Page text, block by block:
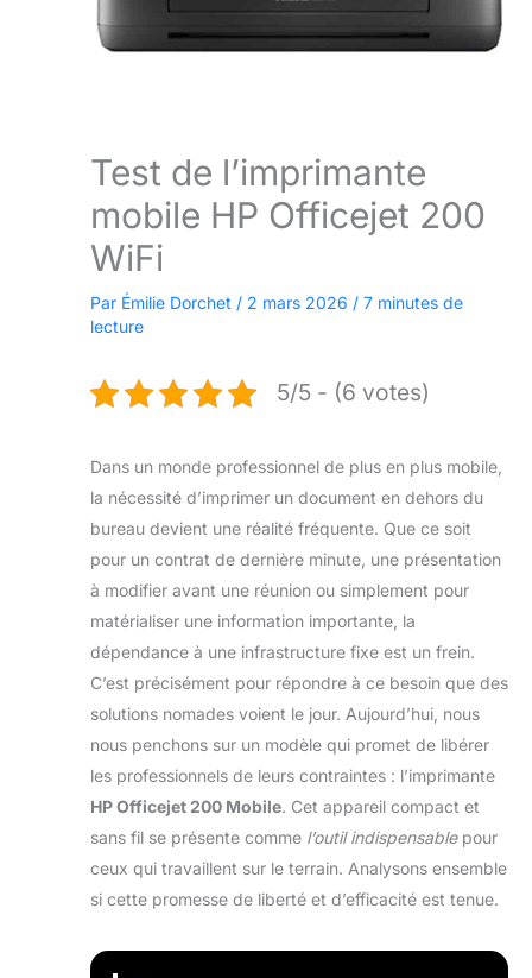
Test de l’imprimante
mobile HP Officejet 200
WiFi
Par Émilie Dorchet / 2 mars 2026 / 7 minutes de
lecture
5/5 - (6 votes)
Dans un monde professionnel de plus en plus mobile,
la nécessité d’imprimer un document en dehors du
bureau devient une réalité fréquente. Que ce soit
pour un contrat de dernière minute, une présentation
à modifier avant une réunion ou simplement pour
matérialiser une information importante, la
dépendance à une infrastructure fixe est un frein.
C’est précisément pour répondre à ce besoin que des
solutions nomades voient le jour. Aujourd’hui, nous
nous penchons sur un modèle qui promet de libérer
les professionnels de leurs contraintes : l’imprimante
HP Officejet 200 Mobile. Cet appareil compact et
sans fil se présente comme l’outil indispensablepour
ceux qui travaillent sur le terrain. Analysons ensemble
si cette promesse de liberté et d’efficacité est tenue.